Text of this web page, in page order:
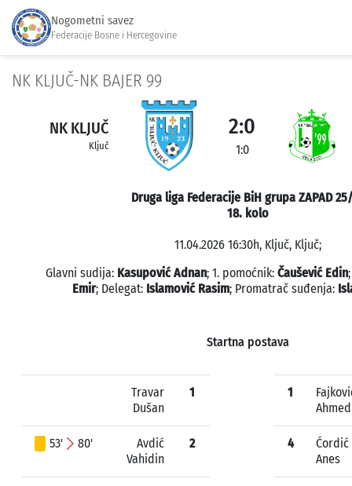
Nogometni savez
Federacije Bosne i Hercegovine
NK KLJUČ-NK BAJER 99
NK KLJUČ
Ključ
2:0
1:0
Druga liga Federacije BiH grupa ZAPAD
18. kolo
11.04.2026 16:30h, Ključ, Ključ;
Glavni sudija: Kasupović Adnan; 1. pomoćnik: Čaušević Edin
Emir; Delegat: Islamović Rasim; Promatrač suđenja:
Startna postava
Travar
Dušan
1
53' 80'
Avdić
Vahidin
2
1
Ahmed
4
Ćordić
Anes